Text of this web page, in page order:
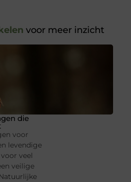
voor meer inzicht
die
voor
levendige
veel
veilige